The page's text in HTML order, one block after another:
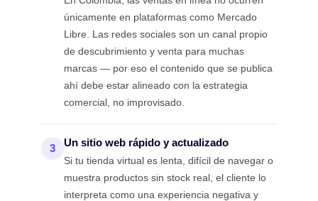
únicamente en plataformas como Mercado
Libre. Las redes sociales son un canal propio
de descubrimiento y venta para muchas
marcas — por eso el contenido que se publica
ahí debe estar alineado con la estrategia
comercial, no improvisado.
3 Un sitio web rápido y actualizado
Si tu tienda virtual es lenta, difícil de navegar o
muestra productos sin stock real, el cliente lo
interpreta como una experiencia negativa y